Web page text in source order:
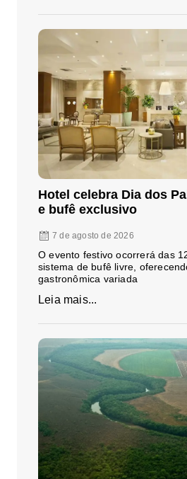
Hotel celebra Dia dos
e bufê exclusivo
7 de agosto de 2026
O evento festivo ocorrerá das
sistema de bufê livre,
gastronômica variada
Leia mais...